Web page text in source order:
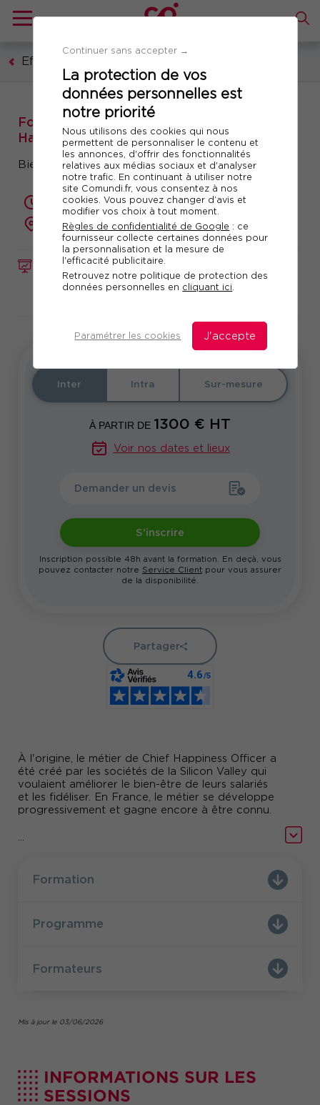
Continuer sans accepter →
La protection de vos
données personnelles est
notre priorité
Nous utilisons des cookies qui nous
permettent de personnaliser le contenu et
les annonces, d'offrir des fonctionnalités
relatives aux médias sociaux et d'analyser
notre trafic. En continuant à utiliser notre
site Comundi.fr, vous consentez à nos
cookies. Vous pouvez changer d’avis et
modifier vos choix à tout moment.
Règles de confidentialité de Google : ce
fournisseur collecte certaines données pour
la personnalisation et la mesure de
l'efficacité publicitaire.
Retrouvez notre politique de protection des
données personnelles en cliquant ici.
Paramétrer les cookies J'accepte
Efficacité professionnelle
FORMATION Réf. 10385
Télécharger le programme
Formation : Dans la peau d’un Chief
Happiness Officer
Bien plus loin que le cliché du baby-foot !
2 jours (14 heures)
présentiel ou à distance
À l'origine, le métier de Chief Happiness Officer a
été créé par les sociétés de la Silicon Valley qui
voulaient améliorer le bien-être de leurs salariés
et les fidéliser. En France, le métier se développe
progressivement et gagne encore à être connu.
Sur quelles bases s'appuyer ? Qualité de vie au
travail, bien-être, réseaux...
les clés d'un bon démarrage !
votre formatrice Angelika Mleczko :
Œuvrer pour
...
Inter Intra Sur-mesure
À PARTIR DE 1300 € HT
Voir nos dates et lieux
Demander un devis
S'inscrire
Inscription possible 48h avant la formation. En deçà, vous
pouvez contacter notre Service Client pour vous assurer
de la disponibilité.
Partager
Formation
Programme
Formateurs
Mis à jour le 03/06/2026
INFORMATIONS SUR LES
SESSIONS